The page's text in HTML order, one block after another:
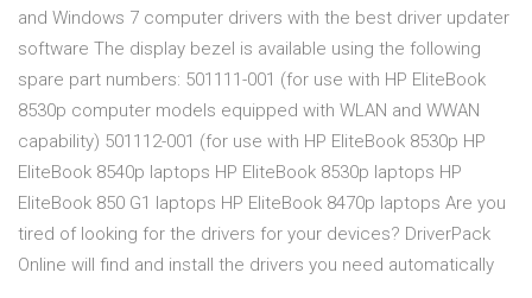
and Windows 7 computer drivers with the best driver updater
software The display bezel is available using the following
spare part numbers: 501111-001 (for use with HP EliteBook
8530p computer models equipped with WLAN and WWAN
capability) 501112-001 (for use with HP EliteBook 8530p HP
EliteBook 8540p laptops HP EliteBook 8530p laptops HP
EliteBook 850 G1 laptops HP EliteBook 8470p laptops Are you
tired of looking for the drivers for your devices? DriverPack
Online will find and install the drivers you need automatically